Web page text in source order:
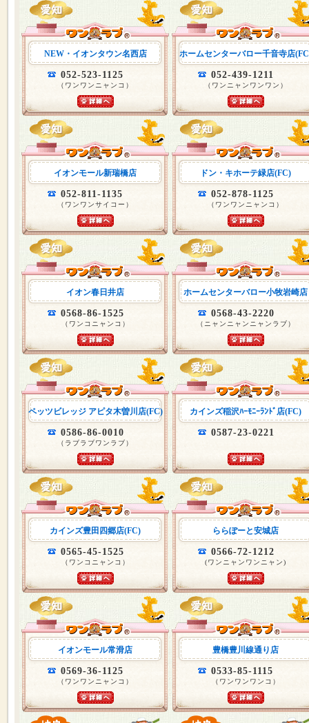
NEW・イオンタウン名西店
052-523-1125
（ワンワンニャンコ）
ホームセンターバロー千音寺店
052-439-1211
（ワンニャンワンワン）
イオンモール新瑞橋店
052-811-1135
（ワンワンサイコー）
ドン・キホーテ緑店(FC)
052-878-1125
（ワンワンニャンコ）
イオン春日井店
0568-86-1525
（ワンコニャンコ）
ホームセンターバロー小牧岩崎店
0568-43-2220
（ニャンニャンニャンラブ）
ペッツビレッジ アピタ木曽川店(FC)
0586-86-0010
（ラブラブワンラブ）
カインズ稲沢ﾊｰﾓﾆｰﾗﾝﾄﾞ店(FC)
0587-23-0221
カインズ豊田四郷店(FC)
0565-45-1525
（ワンコニャンコ）
ららぽーと安城店
0566-72-1212
(ワンニャンワンニャン)
イオンモール常滑店
0569-36-1125
（ワンワンニャンコ）
豊橋豊川線通り店
0533-85-1115
（ワンワンワンコ）